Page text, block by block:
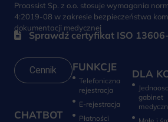
Proassist Sp. z o.o. stosuje wymagania
4:2019-08 w zakresie bezpieczeństwa
dokumentacji medycznej
Sprawdź certyfikat ISO
Cennik
CHATBOT
FUNKCJE
Telefoniczna
rejestracja
E-rejestracja
Płatności
DLA
gabinet